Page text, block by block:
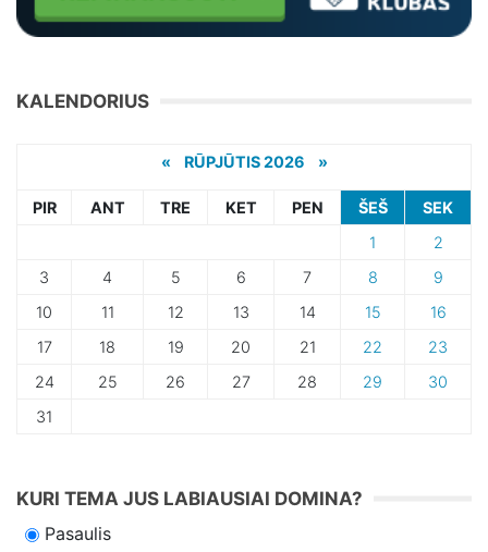
KALENDORIUS
« RŪPJŪTIS 2026 »
PIR ANT TRE KET PEN ŠEŠ
SEK
1
2
3
4 5 6 7 8
9
10
11 12 13 14 15
16
17
18 19 20 21 22
23
24
25 26 27 28 29
30
31
KURI TEMA JUS LABIAUSIAI DOMINA?
Pasaulis